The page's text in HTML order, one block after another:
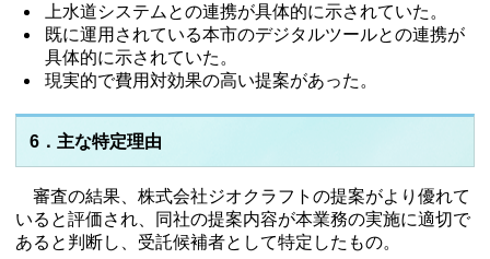
上水道システムとの連携が具体的に示されていた。
既に運用されている本市のデジタルツールとの連携が
具体的に示されていた。
現実的で費用対効果の高い提案があった。
6．主な特定理由
審査の結果、株式会社ジオクラフトの提案がより優れて
いると評価され、同社の提案内容が本業務の実施に適切で
あると判断し、受託候補者として特定したもの。